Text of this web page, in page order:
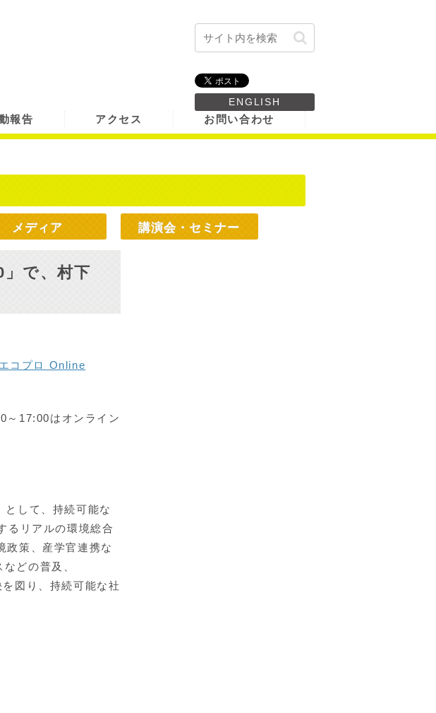
ENGLISH
報告 アクセス お問い合わせ
メディア 講演会・セミナー
で、村下
エコプロ Online
～17:00はオンライン
して、持続可能な
るリアルの環境総合
政策、産学官連携な
どの普及、
図り、持続可能な社